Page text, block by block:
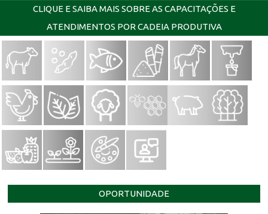
CLIQUE E SAIBA MAIS SOBRE AS CAPACITAÇÕES E
ATENDIMENTOS POR CADEIA PRODUTIVA
OPORTUNIDADE